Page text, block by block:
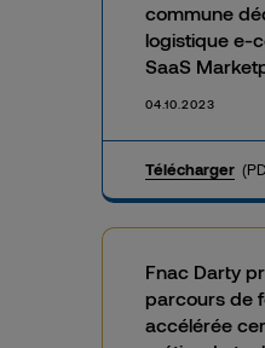
commune
logistique e-
SaaS
04.10.2023
Télécharger
Fnac Darty
parcours de
accélérée